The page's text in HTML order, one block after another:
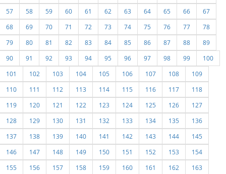
57
58 59 60 61 62 63 64 65 66
67
68
69 70 71 72 73 74 75 76 77
78
79
80 81 82 83 84 85 86 87 88
89
90
91 92 93 94 95 96 97 98 99
100
101
102 103 104 105 106 107 108
109
110
111 112 113 114 115 116 117
118
119
120 121 122 123 124 125 126
127
128
129 130 131 132 133 134 135
136
137
138 139 140 141 142 143 144
145
146
147 148 149 150 151 152 153
154
155
156 157 158 159 160 161 162
163